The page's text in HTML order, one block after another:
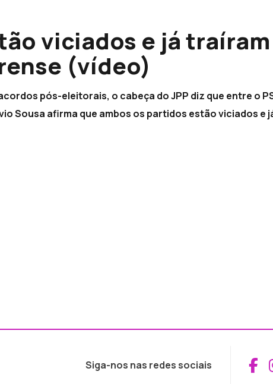
viciados e já
(vídeo)
pós-eleitorais, o cabeça do JPP diz que entre o
Sousa afirma que ambos os partidos estão viciados e
Siga-nos nas redes sociais